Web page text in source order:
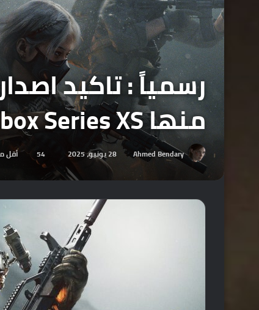
منها Xbox Series XS يوم 19 أغسطس.
Ahmed Bendary 28 يونيو، 2025 54 أقل